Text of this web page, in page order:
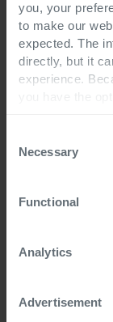
you, your
to make our
expected. The
directly, but it
experience.
you disable
certain website
services we are
Selection
Necessary
Functional
Analytics
Advertisement
Ik heb de
mijn
reageren
op te